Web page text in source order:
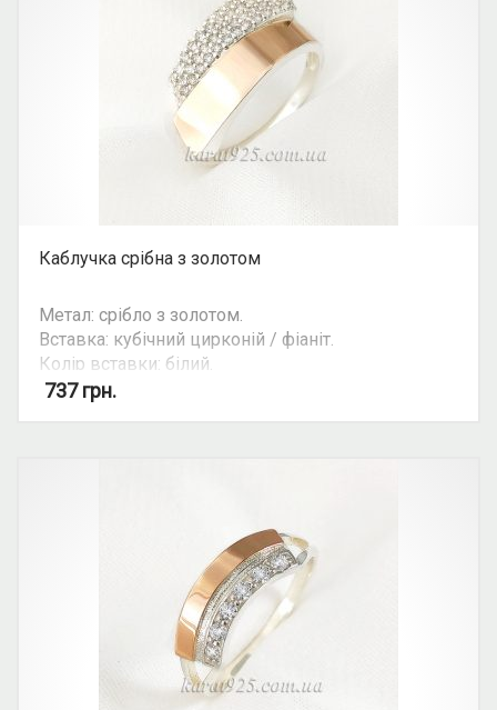
Каблучка срібна з золотом
Метал: срібло з золотом.
Вставка: кубічний цирконій / фіаніт.
Колір вставки: білий.
Можливість комплекту: так.
737грн.